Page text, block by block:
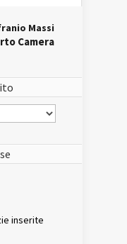
Massi
Camera
inserite